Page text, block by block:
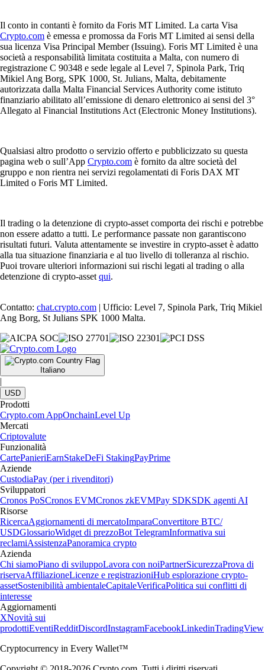
Il conto in contanti è fornito da Foris MT Limited. La carta Visa
Crypto.com è emessa e promossa da Foris MT Limited ai sensi della
sua licenza Visa Principal Member (Issuing). Foris MT Limited è una
società a responsabilità limitata costituita a Malta, con numero di
registrazione C 90348 e sede legale al Level 7, Spinola Park, Triq
Mikiel Ang Borg, SPK 1000, St. Julians, Malta, debitamente
autorizzata dalla Malta Financial Services Authority come istituto
finanziario abilitato all’emissione di denaro elettronico ai sensi del 3°
Allegato al Financial Institutions Act (Electronic Money Institutions).
Qualsiasi altro prodotto o servizio offerto e pubblicizzato su questa
pagina web o sull’App Crypto.com è fornito da altre società del
gruppo e non rientra nei servizi regolamentati di Foris DAX MT
Limited o Foris MT Limited.
Il trading o la detenzione di crypto-asset comporta dei rischi e potrebbe
non essere adatto a tutti. Le performance passate non garantiscono
risultati futuri. Valuta attentamente se investire in crypto-asset è adatto
alla tua situazione finanziaria e al tuo livello di tolleranza al rischio.
Puoi trovare ulteriori informazioni sui rischi legati al trading o alla
detenzione di crypto-asset qui.
Contatto: chat.crypto.com | Ufficio: Level 7, Spinola Park, Triq Mikiel
Ang Borg, St Julians SPK 1000 Malta.
Italiano
|
USD
Prodotti
Crypto.com AppOnchainLevel Up
Mercati
Criptovalute
Funzionalità
CartePanieriEarnStakeDeFi StakingPayPrime
Aziende
CustodiaPay (per i rivenditori)
Sviluppatori
Cronos PoSCronos EVMCronos zkEVMPay SDKSDK agenti AI
Risorse
RicercaAggiornamenti di mercatoImparaConvertitore BTC/
USDGlossarioWidget di prezzoBot TelegramInformativa sui
reclamiAssistenzaPanoramica crypto
Azienda
Chi siamoPiano di sviluppoLavora con noiPartnerSicurezzaProva di
riservaAffiliazioneLicenze e registrazioniHub esplorazione crypto-
assetSostenibilità ambientaleCapitaleVerificaPolitica sui conflitti di
interesse
Aggiornamenti
XNovità sui
prodottiEventiRedditDiscordInstagramFacebookLinkedinTradingView
Cryptocurrency in Every Wallet™